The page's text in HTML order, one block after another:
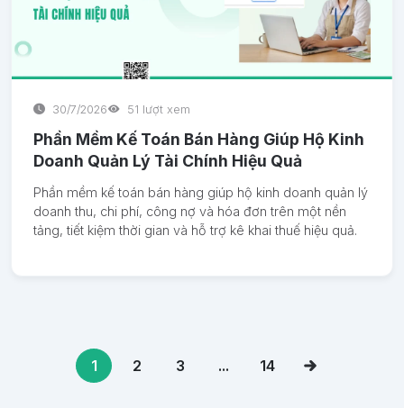
30/7/2026 51 lượt xem
Phần Mềm Kế Toán Bán Hàng Giúp Hộ Kinh
Doanh Quản Lý Tài Chính Hiệu Quả
Phần mềm kế toán bán hàng giúp hộ kinh doanh quản lý
doanh thu, chi phí, công nợ và hóa đơn trên một nền
tảng, tiết kiệm thời gian và hỗ trợ kê khai thuế hiệu quả.
1 2 3 ... 14